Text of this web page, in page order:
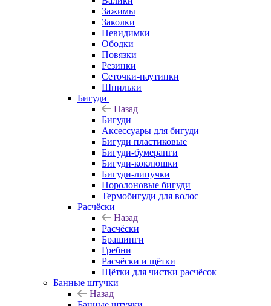
Зажимы
Заколки
Невидимки
Ободки
Повязки
Резинки
Сеточки-паутинки
Шпильки
Бигуди
Назад
Бигуди
Аксессуары для бигуди
Бигуди пластиковые
Бигуди-бумеранги
Бигуди-коклюшки
Бигуди-липучки
Поролоновые бигуди
Термобигуди для волос
Расчёски
Назад
Расчёски
Брашинги
Гребни
Расчёски и щётки
Щётки для чистки расчёсок
Банные штучки
Назад